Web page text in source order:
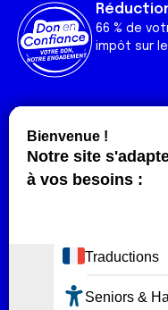
66 % de
impôt sur
Liens utiles
Nos actualités
Nos publications
Contact